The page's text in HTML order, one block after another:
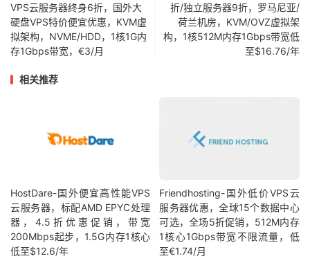
VPS云服务器终身6折，国外大
硬盘VPS特价便宜优惠，KVM虚
拟架构，NVME/HDD，1核1G内
存1Gbps带宽，€3/月
折/独立服务器9折，罗马尼亚/
荷兰机房，KVM/OVZ虚拟架
构，1核512M内存1Gbps带宽低
至$16.76/年
相关推荐
HostDare-国外便宜高性能VPS
云服务器，标配AMD EPYC处理
器，4.5折优惠促销，带宽
200Mbps起步，1.5G内存1核心
低至$12.6/年
Friendhosting-国外低价VPS云
服务器优惠，全球15个数据中心
可选，全场5折促销，512M内存
1核心1Gbps带宽不限流量，低
至€1.74/月